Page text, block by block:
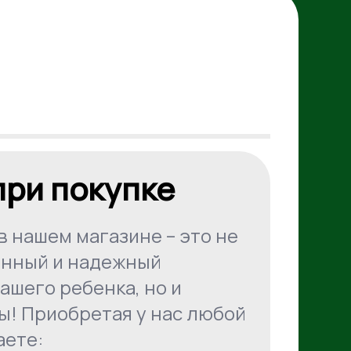
покупке
нашем магазине – это не
и надежный
ребенка, но и
Приобретая у нас любой